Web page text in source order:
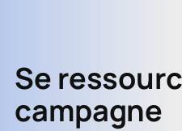
Se
campagne